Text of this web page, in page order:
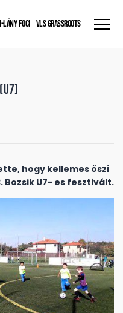
LÁNY FOCI VLS GRASSROOTS
hogy kellemes őszi
Bozsik U7- es fesztivált.